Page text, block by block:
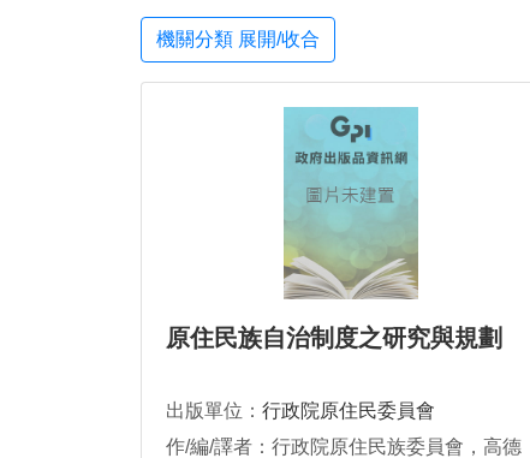
機關分類 展開/收合
原住民族自治制度之研究與規劃
出版單位： 行政院原住民委員會
作/編/譯者：行政院原住民族委員會，高德